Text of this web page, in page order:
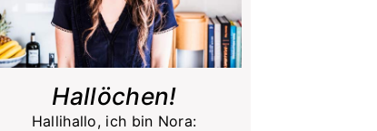
Hallöchen!
Hallihallo, ich bin Nora: